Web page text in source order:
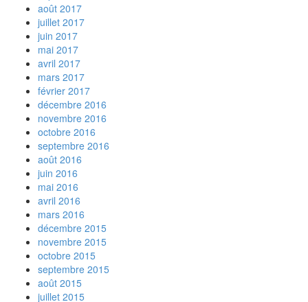
août 2017
juillet 2017
juin 2017
mai 2017
avril 2017
mars 2017
février 2017
décembre 2016
novembre 2016
octobre 2016
septembre 2016
août 2016
juin 2016
mai 2016
avril 2016
mars 2016
décembre 2015
novembre 2015
octobre 2015
septembre 2015
août 2015
juillet 2015